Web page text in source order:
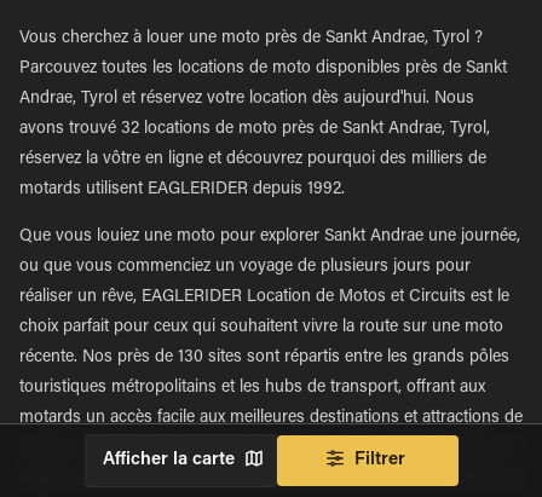
Vous cherchez à louer une moto près de Sankt Andrae, Tyrol ?
Parcouvez toutes les locations de moto disponibles près de Sankt
Andrae, Tyrol et réservez votre location dès aujourd'hui. Nous
avons trouvé 32 locations de moto près de Sankt Andrae, Tyrol,
réservez la vôtre en ligne et découvrez pourquoi des milliers de
motards utilisent EAGLERIDER depuis 1992.
Que vous louiez une moto pour explorer Sankt Andrae une journée,
ou que vous commenciez un voyage de plusieurs jours pour
réaliser un rêve, EAGLERIDER Location de Motos et Circuits est le
choix parfait pour ceux qui souhaitent vivre la route sur une moto
récente. Nos près de 130 sites sont répartis entre les grands pôles
touristiques métropolitains et les hubs de transport, offrant aux
motards un accès facile aux meilleures destinations et attractions de
Austria. Nous avons également un grand nombre de sites situés en
région, dont beaucoup dans des zones plus rurales, permettant aux
Afficher la carte Filtrer